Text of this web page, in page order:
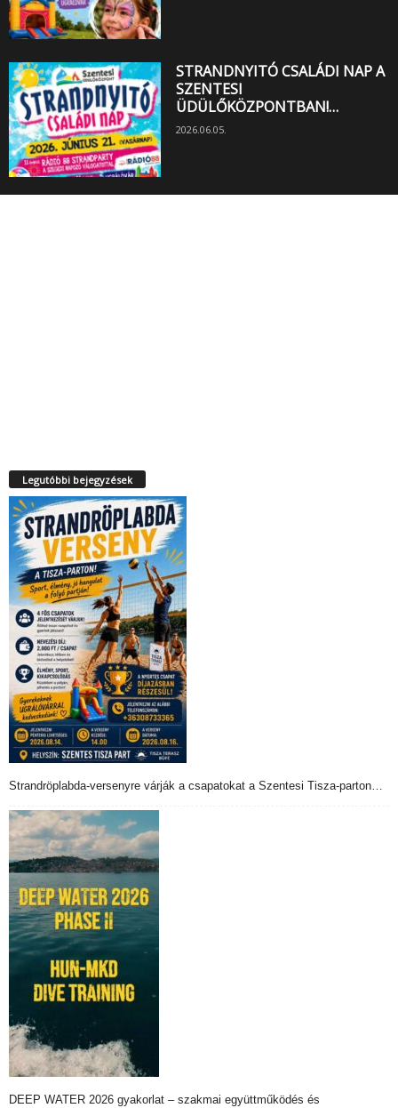
STRANDNYITÓ CSALÁDI NAP A
SZENTESI
ÜDÜLŐKÖZPONTBAN!…
2026.06.05.
Legutóbbi bejegyzések
Strandröplabda-versenyre várják a csapatokat a Szentesi Tisza-parton…
DEEP WATER 2026 gyakorlat – szakmai együttműködés és